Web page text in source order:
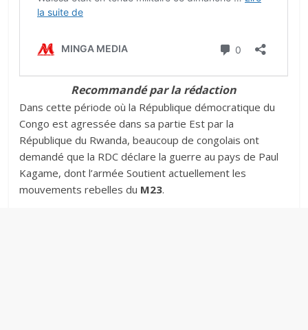
Recommandé par la rédaction
Dans cette période où la République démocratique du
Congo est agressée dans sa partie Est par la
République du Rwanda, beaucoup de congolais ont
demandé que la RDC déclare la guerre au pays de Paul
Kagame, dont l’armée Soutient actuellement les
mouvements rebelles du M23.